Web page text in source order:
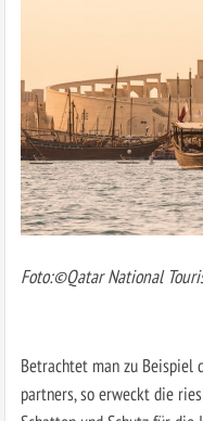
Foto:©Qatar National
Betrachtet man zu Beispiel
partners, so erweckt die